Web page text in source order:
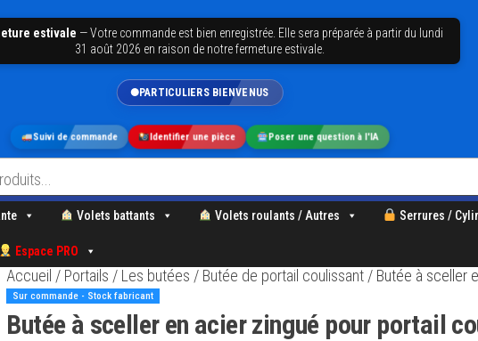
Suivi de commande Identifier une pièce Poser une question à l'IA
estivale —Votre commande est bien enregistrée. Elle sera préparée à partir du lundi
31 août 2026 en raison de notre fermeture estivale.
Volets battants Volets roulants / Autres Serrures /
Espace PRO
Accueil / Portails / Les butées / Butée de portail coulissant / Butée à sceller
Sur commande - Stock fabricant
Butée à sceller en acier zingué pour portail
PARTICULIERS BIENVENUS